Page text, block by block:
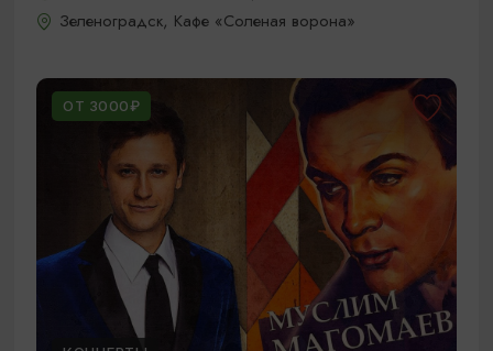
Зеленоградск, Кафе «Соленая ворона»
ОТ 3000₽